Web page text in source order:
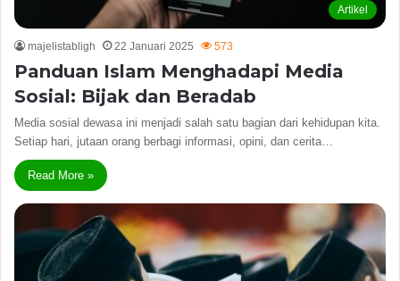
Artikel
majelistabligh 22 Januari 2025 573
Panduan Islam Menghadapi Media
Sosial: Bijak dan Beradab
Media sosial dewasa ini menjadi salah satu bagian dari kehidupan kita.
Setiap hari, jutaan orang berbagi informasi, opini, dan cerita…
Read More »